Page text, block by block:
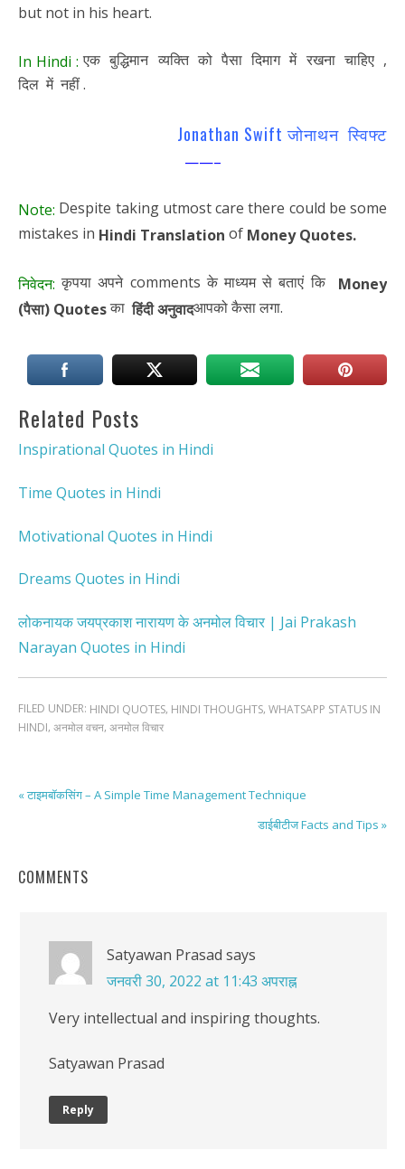
but not in his heart.
In Hindi : एक बुद्धिमान व्यक्ति को पैसा दिमाग में रखना चाहिए ,
दिल में नहीं .
Jonathan Swift जोनाथन स्विफ्ट
——–
Note: Despite taking utmost care there could be some
mistakes in Hindi Translation of Money Quotes.
निवेदन:कृपया अपने comments के माध्यम से बताएं कि
Money
(पैसा) Quotesकाहिंदी अनुवादआपको कैसा लगा.
Related Posts
Inspirational Quotes in Hindi
Time Quotes in Hindi
Motivational Quotes in Hindi
Dreams Quotes in Hindi
लोकनायक जयप्रकाश नारायण के अनमोल विचार | Jai Prakash
Narayan Quotes in Hindi
FILED UNDER: HINDI QUOTES, HINDI THOUGHTS, WHATSAPP STATUS IN
HINDI, अनमोल वचन, अनमोल विचार
« टाइमबॉकसिंग – A Simple Time Management Technique
डाईबीटीज Facts and Tips »
COMMENTS
Satyawan Prasad says
जनवरी 30, 2022 at 11:43 अपराह्न
Very intellectual and inspiring thoughts.
Satyawan Prasad
Reply